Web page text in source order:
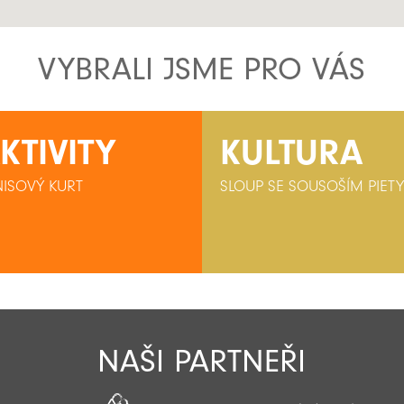
VYBRALI JSME PRO VÁS
KURT
KULTURA
SLOUP SE SOUSOŠÍM PIETY
NAŠI PARTNEŘI